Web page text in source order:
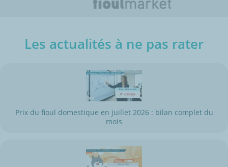
Les actualités à ne pas rater
Prix du fioul domestique en juillet 2026 : bilan complet du
mois